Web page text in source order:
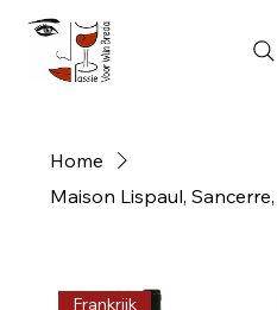
Home
Maison Lispaul,
Frankrijk